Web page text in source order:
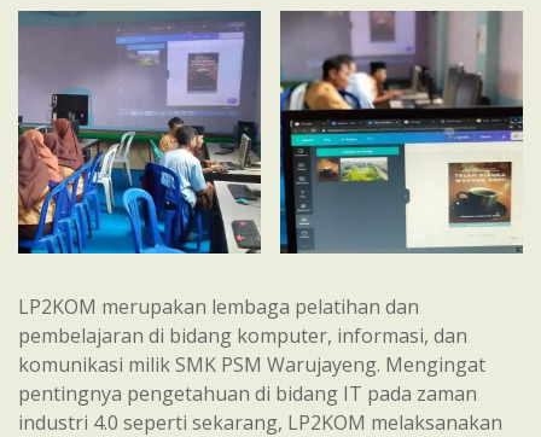
LP2KOM merupakan lembaga pelatihan dan
pembelajaran di bidang komputer, informasi, dan
komunikasi milik SMK PSM Warujayeng. Mengingat
pentingnya pengetahuan di bidang IT pada zaman
industri 4.0 seperti sekarang, LP2KOM melaksanakan